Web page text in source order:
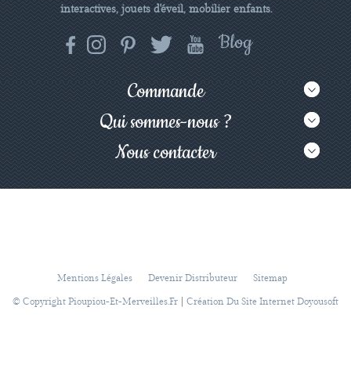
interactives, jouets d'éveil, mobilier enfants.
Commande
Qui sommes-nous ?
Nous contacter
Mentions Légales Devenir Distributeur
Sitemap
© Copyright Pioupiou-Et-Merveilles.fr
Création Du Site Internet Doyousoft